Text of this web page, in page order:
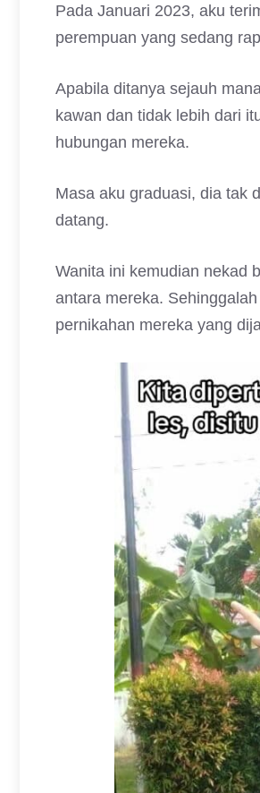
Pada Januari 2023, aku
perempuan yang sedang
Apabila ditanya sejauh
kawan dan tidak lebih dari
hubungan mereka.
Masa aku graduasi, dia tak
datang.
Wanita ini kemudian nekad
antara mereka.
pernikahan mereka yang